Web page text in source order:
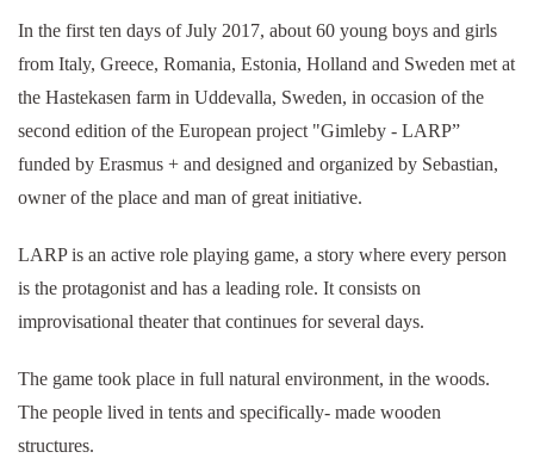
In the first ten days of July 2017, about 60 young boys and girls
from Italy, Greece, Romania, Estonia, Holland and Sweden met at
the Hastekasen farm in Uddevalla, Sweden, in occasion of the
second edition of the European project "Gimleby - LARP”
funded by Erasmus + and designed and organized by Sebastian,
owner of the place and man of great initiative.
LARP is an active role playing game, a story where every person
is the protagonist and has a leading role. It consists on
improvisational theater that continues for several days.
The game took place in full natural environment, in the woods.
The people lived in tents and specifically- made wooden
structures.